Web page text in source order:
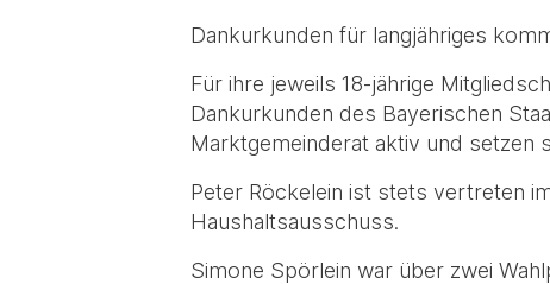
Dankurkunden für langjähriges
Für ihre jeweils 18-jährige
Dankurkunden des Bayerischen
Marktgemeinderat aktiv und setzen
Peter Röckelein ist stets vertreten
Haushaltsausschuss.
Simone Spörlein war über zwei